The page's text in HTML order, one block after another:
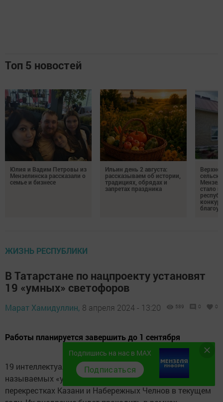
Топ 5 новостей
Юлия и Вадим Петровы из
Мензелинска рассказали о
семье и бизнесе
Ильин день 2 августа:
рассказываем об истории,
традициях, обрядах и
запретах праздника
стало
ЖИЗНЬ РЕСПУБЛИКИ
В Татарстане по нацпроекту установят
19 «умных» светофоров
Марат Хамидуллин, 8 апреля 2024 - 13:20 589 0 0
Работы планируется завершить до 1 сентября
19 интеллектуальных транспортных систем (ИТС), так
называемых «умных» светофоров, появится на
перекрестках Казани и Набережных Челнов в текущем
Подпишись на нас в MAX
Подписаться